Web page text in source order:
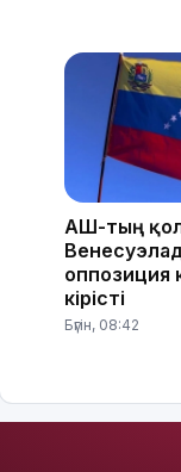
АҚШ-тың
оппозиция
кірісті
Бүгін, 08:42